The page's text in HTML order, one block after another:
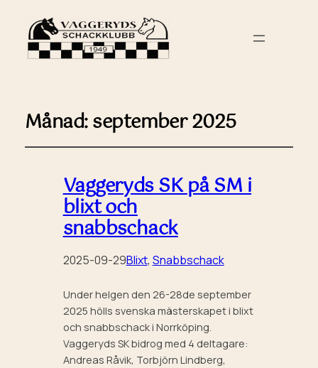
Månad:september 2025
Vaggeryds SK på SM i
blixt och
snabbschack
2025-09-29Blixt, Snabbschack
Under helgen den 26-28de september
2025 hölls svenska mästerskapet i blixt
och snabbschack i Norrköping.
Vaggeryds SK bidrog med 4 deltagare:
Andreas Råvik, Torbjörn Lindberg,